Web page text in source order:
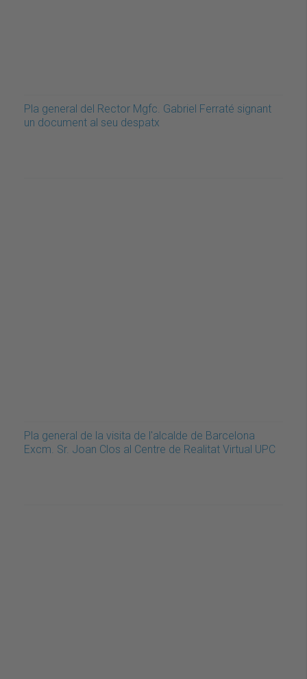
Pla general del Rector Mgfc. Gabriel Ferraté signant
un document al seu despatx
Pla general de la visita de l'alcalde de Barcelona
Excm. Sr. Joan Clos al Centre de Realitat Virtual UPC